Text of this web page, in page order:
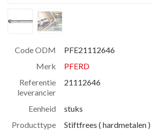
Code ODM
PFE21112646
Merk
PFERD
Referentie
leverancier
21112646
Eenheid
stuks
Producttype
Stiftfrees ( hardmetalen )